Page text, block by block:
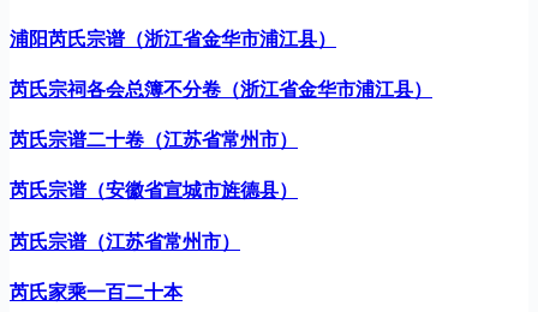
浦阳芮氏宗谱（浙江省金华市浦江县）
芮氏宗祠各会总簿不分卷（浙江省金华市浦江县）
芮氏宗谱二十卷（江苏省常州市）
芮氏宗谱（安徽省宣城市旌德县）
芮氏宗谱（江苏省常州市）
芮氏家乘一百二十本